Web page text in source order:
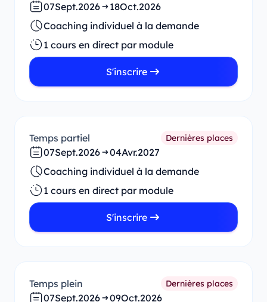
07Sept.2026 18Oct.2026
Coaching individuel à la demande
1 cours en direct par module
S'inscrire
Temps partiel Dernières places
07Sept.2026 04Avr.2027
Coaching individuel à la demande
1 cours en direct par module
S'inscrire
Temps plein Dernières places
07Sept.2026 09Oct.2026